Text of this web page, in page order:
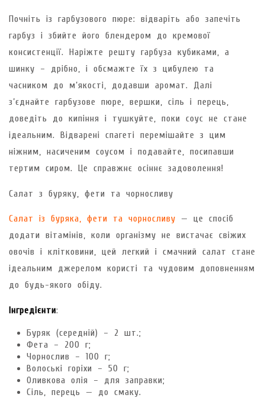
Почніть із гарбузового пюре: відваріть або запечіть
гарбуз і збийте його блендером до кремової
консистенції. Наріжте решту гарбуза кубиками, а
шинку – дрібно, і обсмажте їх з цибулею та
часником до м’якості, додавши аромат. Далі
з’єднайте гарбузове пюре, вершки, сіль і перець,
доведіть до кипіння і тушкуйте, поки соус не стане
ідеальним. Відварені спагеті перемішайте з цим
ніжним, насиченим соусом і подавайте, посипавши
тертим сиром. Це справжнє осіннє задоволення!
Салат з буряку, фети та чорносливу
Салат із буряка, фети та чорносливу — це спосіб
додати вітамінів, коли організму не вистачає свіжих
овочів і клітковини, цей легкий і смачний салат стане
ідеальним джерелом користі та чудовим доповненням
до будь-якого обіду.
Інгредієнти:
Буряк (середній) – 2 шт.;
Фета – 200 г;
Чорнослив – 100 г;
Волоські горіхи – 50 г;
Оливкова олія – для заправки;
Сіль, перець — до смаку.